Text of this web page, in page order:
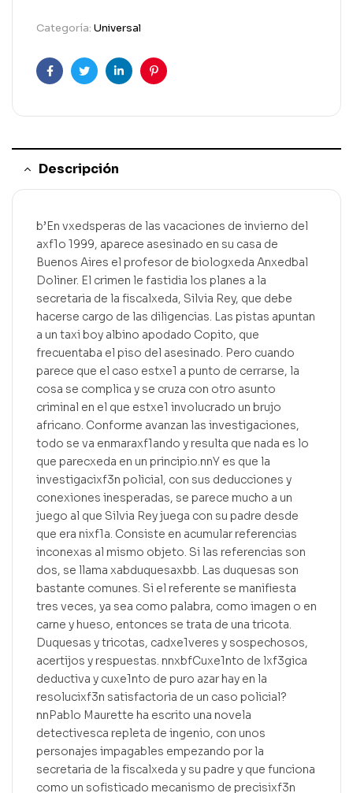
Categoría: Universal
FacebookGorjeoLinkedInPinterest
Descripción
b’En vxedsperas de las vacaciones de invierno del
axf1o 1999, aparece asesinado en su casa de
Buenos Aires el profesor de biologxeda Anxedbal
Doliner. El crimen le fastidia los planes a la
secretaria de la fiscalxeda, Silvia Rey, que debe
hacerse cargo de las diligencias. Las pistas apuntan
a un taxi boy albino apodado Copito, que
frecuentaba el piso del asesinado. Pero cuando
parece que el caso estxe1 a punto de cerrarse, la
cosa se complica y se cruza con otro asunto
criminal en el que estxe1 involucrado un brujo
africano. Conforme avanzan las investigaciones,
todo se va enmaraxf1ando y resulta que nada es lo
que parecxeda en un principio.nnY es que la
investigacixf3n policial, con sus deducciones y
conexiones inesperadas, se parece mucho a un
juego al que Silvia Rey juega con su padre desde
que era nixf1a. Consiste en acumular referencias
inconexas al mismo objeto. Si las referencias son
dos, se llama xabduquesaxbb. Las duquesas son
bastante comunes. Si el referente se manifiesta
tres veces, ya sea como palabra, como imagen o en
carne y hueso, entonces se trata de una tricota.
Duquesas y tricotas, cadxe1veres y sospechosos,
acertijos y respuestas. nnxbfCuxe1nto de lxf3gica
deductiva y cuxe1nto de puro azar hay en la
resolucixf3n satisfactoria de un caso policial?
nnPablo Maurette ha escrito una novela
detectivesca repleta de ingenio, con unos
personajes impagables empezando por la
secretaria de la fiscalxeda y su padre y que funciona
como un sofisticado mecanismo de precisixf3n